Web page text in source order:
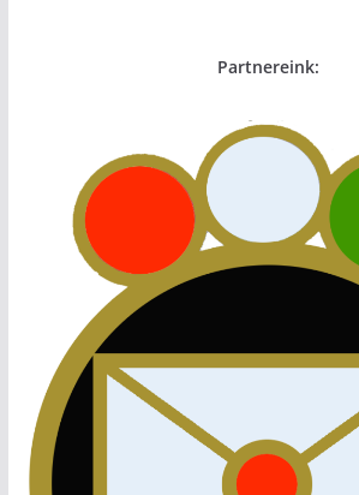
Partnereink: